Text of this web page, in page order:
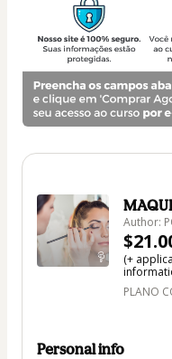
Author:
(+
PLANO
Personal info